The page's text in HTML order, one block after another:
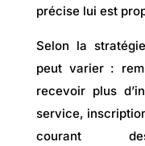
précise lui est
Selon la
peut varier :
recevoir plus
service,
courant